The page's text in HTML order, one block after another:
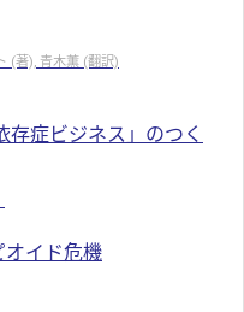
(著), 青木薫 (翻訳)
存症ビジネス」のつく
オイド危機